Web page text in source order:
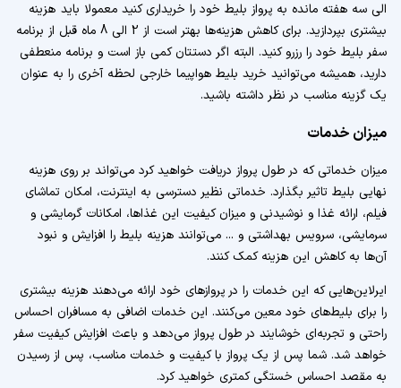
الی سه هفته مانده به پرواز بلیط خود را خریداری کنید معمولا باید هزینه
بیشتری بپردازید. برای کاهش هزینه‌ها بهتر است از 2 الی 8 ماه قبل از برنامه
سفر بلیط خود را رزرو کنید. البته اگر دستتان کمی باز است و برنامه منعطفی
دارید، همیشه می‌توانید خرید بلیط هواپیما خارجی لحظه آخری را به عنوان
یک گزینه مناسب در نظر داشته باشید.
میزان خدمات
میزان خدماتی که در طول پرواز دریافت خواهید کرد می‌تواند بر روی هزینه
نهایی بلیط تاثیر بگذارد. خدماتی نظیر دسترسی به اینترنت، امکان تماشای
فیلم، ارائه غذا و نوشیدنی و میزان کیفیت این غذاها، امکانات گرمایشی و
سرمایشی، سرویس بهداشتی و ... می‌توانند هزینه بلیط را افزایش و نبود
آن‌ها به کاهش این هزینه کمک کنند.
ایرلاین‌هایی که این خدمات را در پروازهای خود ارائه می‌دهند هزینه بیشتری
را برای بلیط‌های خود معین می‌کنند. این خدمات اضافی به مسافران احساس
راحتی و تجربه‌ای خوشایند در طول پرواز می‌دهد و باعث افزایش کیفیت سفر
خواهد شد. شما پس از یک پرواز با کیفیت و خدمات مناسب، پس از رسیدن
به مقصد احساس خستگی کمتری خواهید کرد.